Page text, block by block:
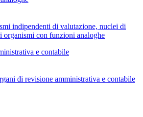
indipendenti di valutazione, nuclei di
organismi con funzioni analoghe
e contabile
di revisione amministrativa e contabile